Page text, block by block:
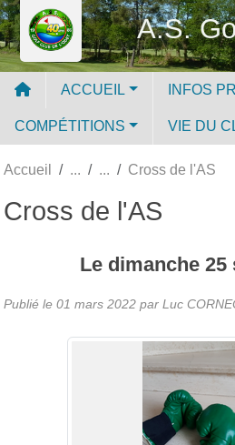
A.S.
ACCUEIL INFOS
COMPÉTITIONS VIE DU
Accueil Cross de l'AS
Cross de l'AS
Le dimanche 25
Publié le 01 mars 2022 par Luc
Panneau de gestion des cookies